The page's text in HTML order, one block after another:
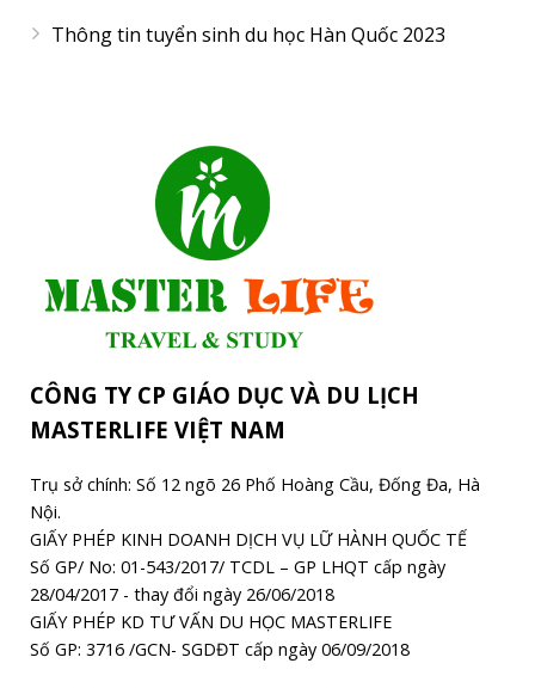
Thông tin tuyển sinh du học Hàn Quốc 2023
CÔNG TY CP GIÁO DỤC VÀ DU LỊCH
MASTERLIFE VIỆT NAM
Trụ sở chính: Số 12 ngõ 26 Phố Hoàng Cầu, Đống Đa, Hà
Nội.
GIẤY PHÉP KINH DOANH DỊCH VỤ LỮ HÀNH QUỐC TẾ
Số GP/ No: 01-543/2017/ TCDL – GP LHQT cấp ngày
28/04/2017 - thay đổi ngày 26/06/2018
GIẤY PHÉP KD TƯ VẤN DU HỌC MASTERLIFE
Số GP: 3716 /GCN- SGDĐT cấp ngày 06/09/2018